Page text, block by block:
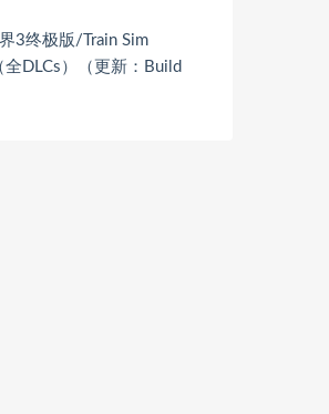
3终极版/Train Sim
DLCs）（更新：Build